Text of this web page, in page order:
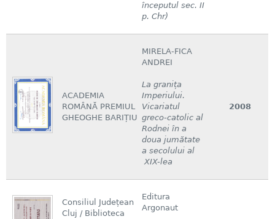
începutul sec. II
p. Chr)
ACADEMIA
ROMÂNĂ PREMIUL
GHEOGHE BARIȚIU
MIRELA-FICA
ANDREI
La granița
Imperiului.
Vicariatul
greco-catolic al
Rodnei în a
doua jumătate
a secolului al
XIX-lea
2008
Consiliul Județean
Cluj / Biblioteca
Editura
Argonaut